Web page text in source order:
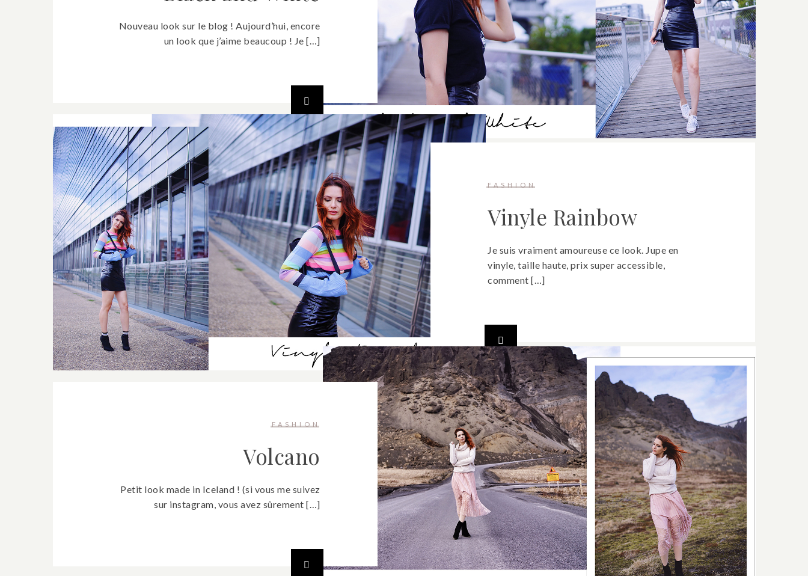
Nouveau look sur le blog ! Aujourd’hui, encore
un look que j’aime beaucoup ! Je […]
FASHION
Vinyle Rainbow
Je suis vraiment amoureuse ce look. Jupe en
vinyle, taille haute, prix super accessible,
comment […]
FASHION
Volcano
Petit look made in Iceland ! (si vous me suivez
sur instagram, vous avez sûrement […]